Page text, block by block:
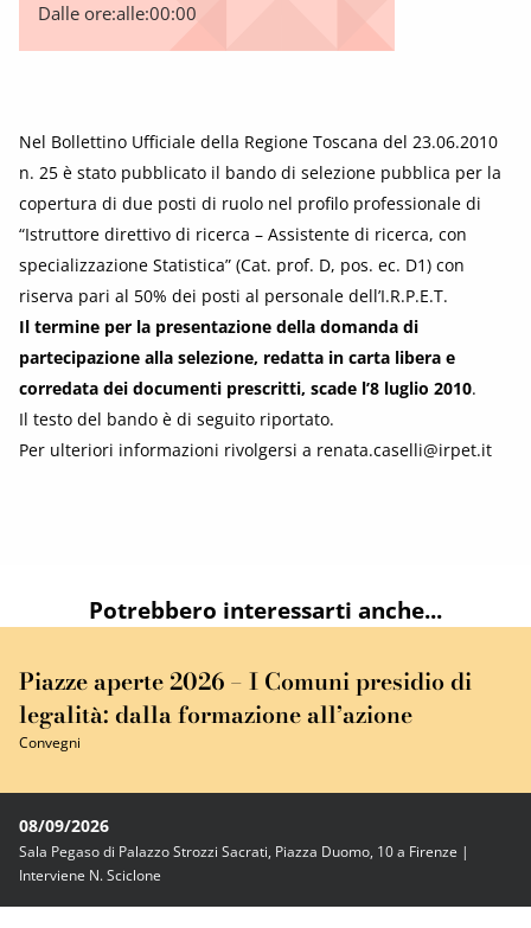
Dalle ore:alle:00:00
Nel Bollettino Ufficiale della Regione Toscana del 23.06.2010
n. 25 è stato pubblicato il bando di selezione pubblica per la
copertura di due posti di ruolo nel profilo professionale di
“Istruttore direttivo di ricerca – Assistente di ricerca, con
specializzazione Statistica” (Cat. prof. D, pos. ec. D1) con
riserva pari al 50% dei posti al personale dell’I.R.P.E.T.
Il termine per la presentazione della domanda di
partecipazione alla selezione, redatta in carta libera e
corredata dei documenti prescritti, scade l’8 luglio 2010.
Il testo del bando è di seguito riportato.
Per ulteriori informazioni rivolgersi a renata.caselli@irpet.it
Potrebbero interessarti anche...
Piazze aperte 2026 – I Comuni presidio di
legalità: dalla formazione all’azione
Convegni
08/09/2026
Sala Pegaso di Palazzo Strozzi Sacrati, Piazza Duomo, 10 a Firenze |
Interviene N. Sciclone